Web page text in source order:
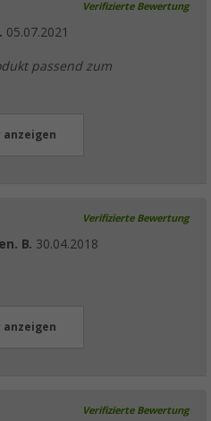
Verifizierte Bewertung
05.07.2021
passend zum
anzeigen
Verifizierte Bewertung
B. 30.04.2018
anzeigen
Verifizierte Bewertung